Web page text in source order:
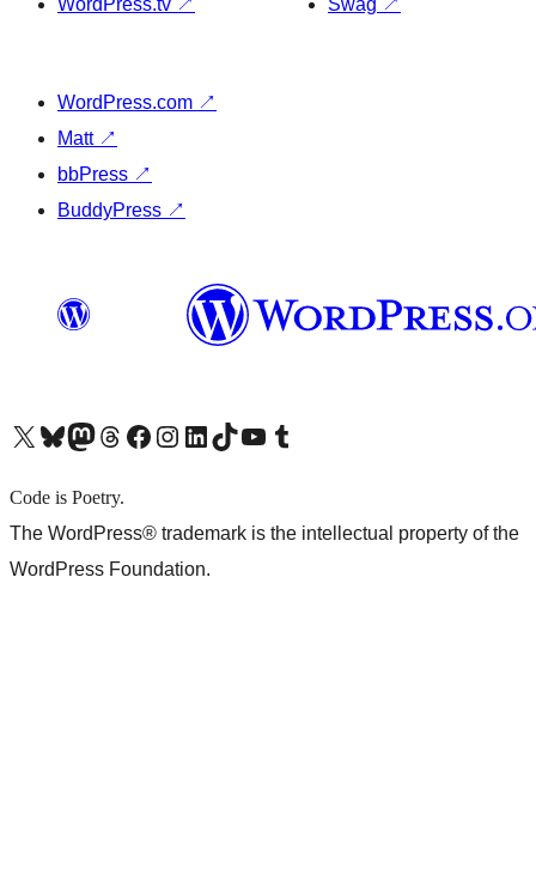
WordPress.com ↗
Matt ↗
bbPress ↗
BuddyPress ↗
X (旧 Twitter) アカウントへBluesky アカウントへMastodon アカウントへThreads アカウントへ Facebook ページへInstagram アカウントへ LinkedIn アカウントへTikTok アカウントへYouTube チャンネルへ Tumblr アカウントへ
Code is Poetry.
The WordPress® trademark is the intellectual property of the
WordPress Foundation.